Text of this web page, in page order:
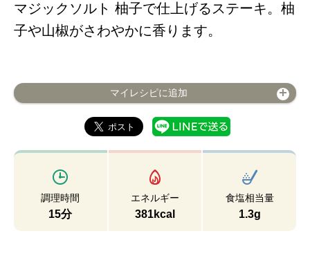
マジックソルト 柚子で仕上げるステーキ。柚
子や山椒がさわやかに香ります。
マイレシピに追加
調理時間
15分
エネルギー
381kcal
食塩相当量
1.3g